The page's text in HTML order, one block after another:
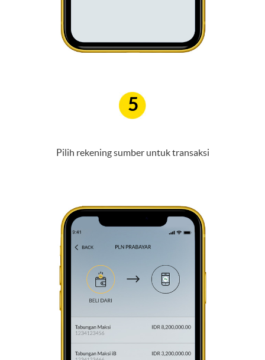
5
Pilih rekening sumber untuk transaksi